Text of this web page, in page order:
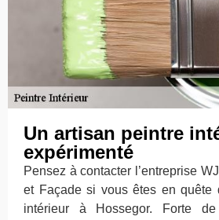
Un artisan peintre
expérimenté
Pensez à contacter l’entreprise
et Façade si vous êtes en quête
intérieur à Hossegor. Forte